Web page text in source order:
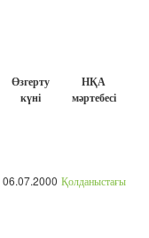
Өзгерту
күні
НҚА
мәртебесі
06.07.2000 Қолданыстағы